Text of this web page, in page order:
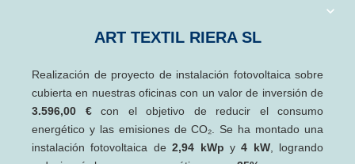

ART TEXTIL RIERA SL
Realización de proyecto de instalación fotovoltaica sobre
cubierta en nuestras oficinas con un valor de inversión de
3.596,00 €con el objetivo de reducir el consumo
energético y las emisiones de CO₂. Se ha montado una
instalación fotovoltaica de2,94 kWp y4 kW, logrando